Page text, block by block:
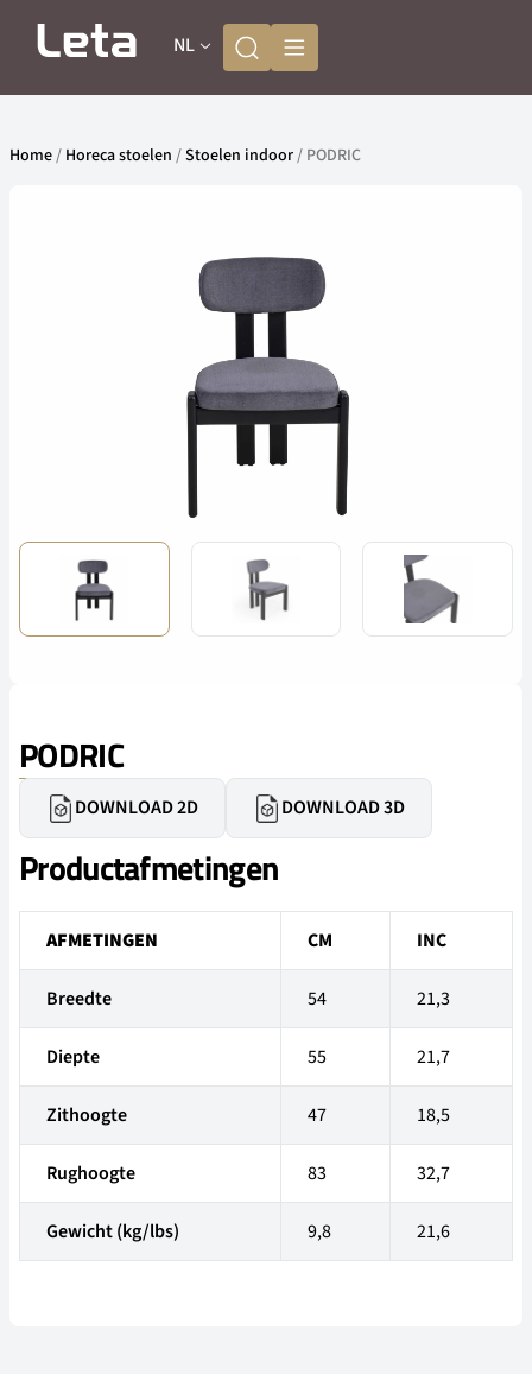
NL
Home/ Horeca stoelen /Stoelen indoor/ PODRIC
PODRIC
DOWNLOAD 2D DOWNLOAD 3D
Productafmetingen
AFMETINGEN CM INC
Breedte 54 21,3
Diepte 55 21,7
Zithoogte 47 18,5
Rughoogte 83 32,7
Gewicht (kg/lbs) 9,8 21,6